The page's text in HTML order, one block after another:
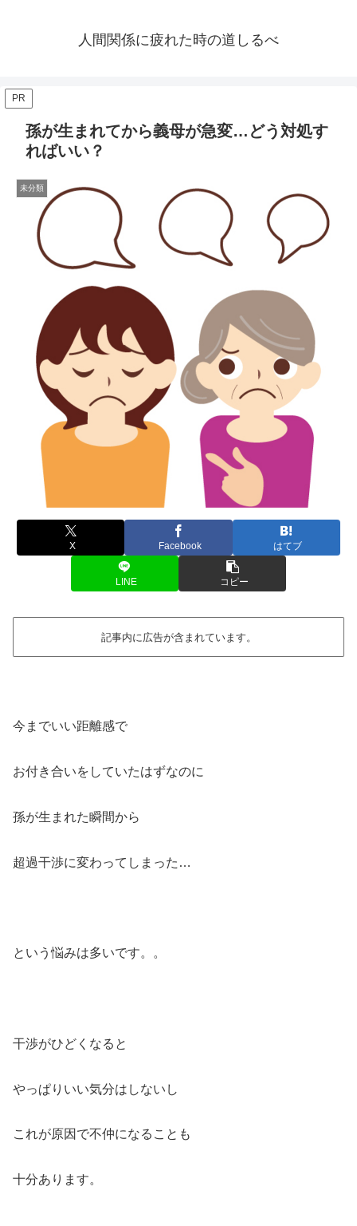
人間関係に疲れた時の道しるべ
PR
孫が生まれてから義母が急変…どう対処す
ればいい？
未分類
X Facebook はてブ
LINE コピー
記事内に広告が含まれています。
今までいい距離感で
お付き合いをしていたはずなのに
孫が生まれた瞬間から
超過干渉に変わってしまった…
という悩みは多いです。。
干渉がひどくなると
やっぱりいい気分はしないし
これが原因で不仲になることも
十分あります。